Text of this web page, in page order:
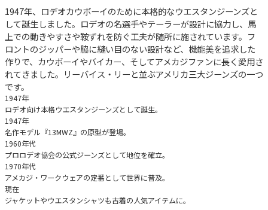
1947年、ロデオカウボーイのために本格的なウエスタンジーンズと
して誕生しました。ロデオの名選手やテーラーが設計に協力し、馬
上での動きやすさや鞍ずれを防ぐ工夫が随所に施されています。フ
ロントのジッパーや脇に縫い目のない設計など、機能美を追求した
作りで、カウボーイやバイカー、そしてアメカジファンに長く愛用さ
れてきました。リーバイス・リーと並ぶアメリカ三大ジーンズの一つ
です。
1947年
ロデオ向け本格ウエスタンジーンズとして誕生。
1947年
名作モデル『13MWZ』の原型が登場。
1960年代
プロロデオ協会の公式ジーンズとして地位を確立。
1970年代
アメカジ・ワークウェアの定番として世界に普及。
現在
ジャケットやウエスタンシャツも古着の人気アイテムに。